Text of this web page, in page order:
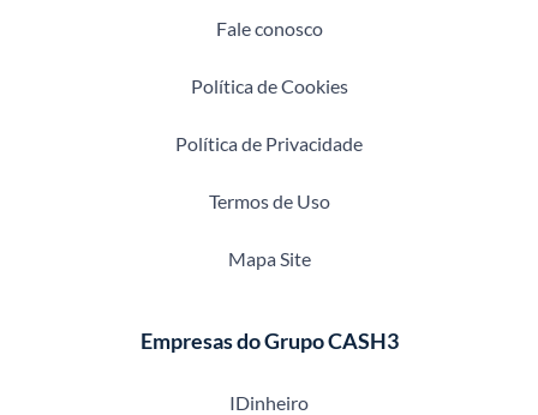
Fale conosco
Política de Cookies
Política de Privacidade
Termos de Uso
Mapa Site
Empresas do Grupo CASH3
IDinheiro